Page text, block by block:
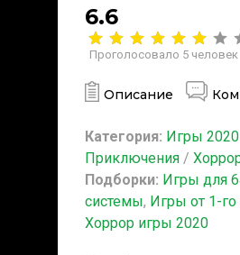
6.6
Проголосовало 5 человек
Описание
Категория: Игры 2020
Приключения /
Подборки: Игры для
системы, Игры от 1-го
Хоррор игры 2020